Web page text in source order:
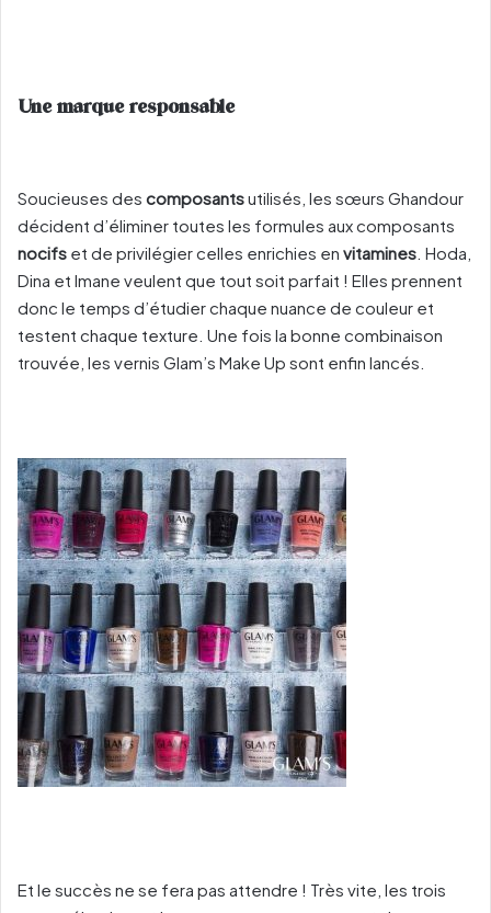
Une marque responsable
Soucieuses des composantsutilisés, les sœurs Ghandour
décident d’éliminer toutes les formules aux composants
nocifs et de privilégier celles enrichies en vitamines . Hoda,
Dina et Imane veulent que tout soit parfait ! Elles prennent
donc le temps d’étudier chaque nuance de couleur et
testent chaque texture. Une fois la bonne combinaison
trouvée, les vernis Glam’s Make Up sont enfin lancés.
Et le succès ne se fera pas attendre ! Très vite, les trois